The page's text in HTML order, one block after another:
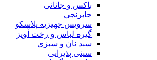
باکس و جانانی
جابرنجی
سرویس جهیزیه پلاسکو
گیره لباس و رخت آویز
سبد نان و سبزی
سینی پذیرایی